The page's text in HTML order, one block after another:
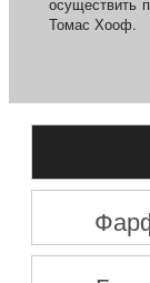
Томас Хооф.